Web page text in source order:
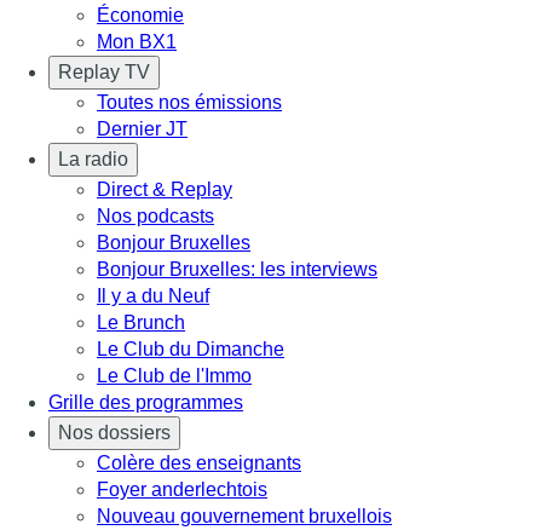
Économie
Mon BX1
Replay TV
Toutes nos émissions
Dernier JT
La radio
Direct & Replay
Nos podcasts
Bonjour Bruxelles
Bonjour Bruxelles: les interviews
Il y a du Neuf
Le Brunch
Le Club du Dimanche
Le Club de l'Immo
Grille des programmes
Nos dossiers
Colère des enseignants
Foyer anderlechtois
Nouveau gouvernement bruxellois